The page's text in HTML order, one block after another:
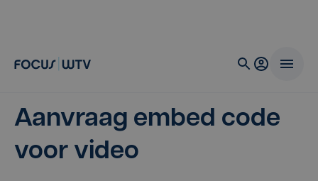
Aanvraag embed code
voor video